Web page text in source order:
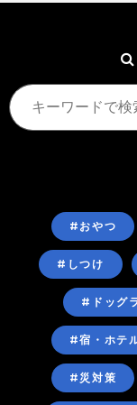
#おやつ
#しつけ
#ドッグ
#宿・ホテ
#災対策